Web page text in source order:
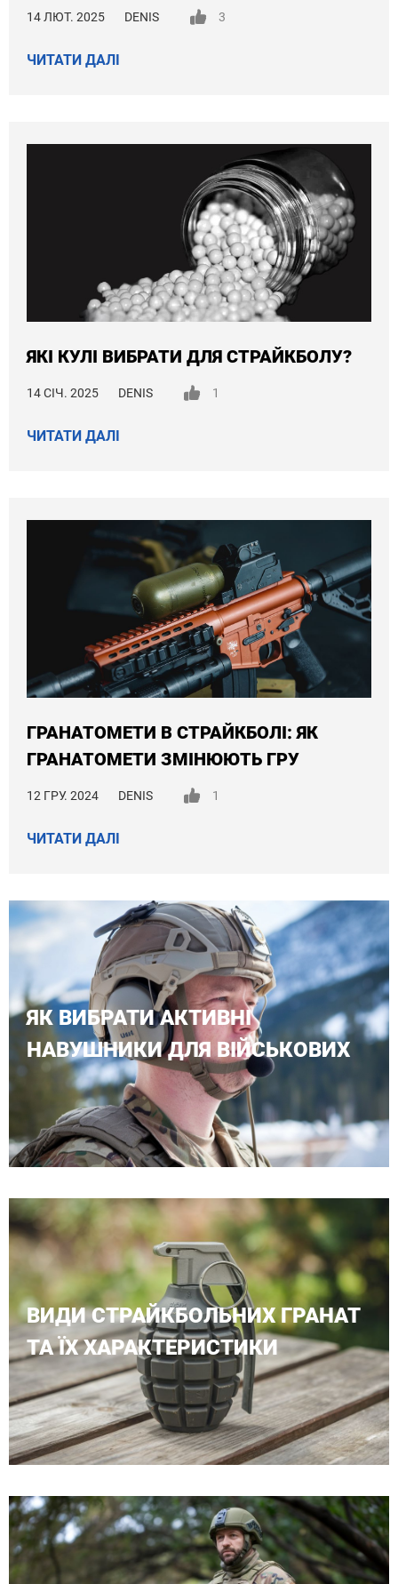
14 ЛЮТ. 2025 DENIS 3
ЧИТАТИ ДАЛІ
ЯКІ КУЛІ ВИБРАТИ ДЛЯ СТРАЙКБОЛУ?
14 СІЧ. 2025 DENIS 1
ЧИТАТИ ДАЛІ
ГРАНАТОМЕТИ В СТРАЙКБОЛІ: ЯК
ГРАНАТОМЕТИ ЗМІНЮЮТЬ ГРУ
12 ГРУ. 2024 DENIS 1
ЧИТАТИ ДАЛІ
ЯК ВИБРАТИ АКТИВНІ
НАВУШНИКИ ДЛЯ ВІЙСЬКОВИХ
ВИДИ СТРАЙКБОЛЬНИХ ГРАНАТ
ТА ЇХ ХАРАКТЕРИСТИКИ